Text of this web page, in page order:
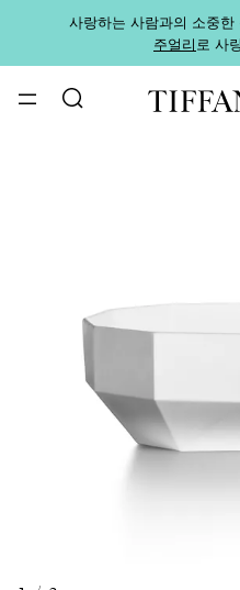
사랑하는 사람과의 소중
주얼리로 사